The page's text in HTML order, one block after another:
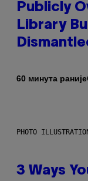
Publicly
Library
60 минута раније
PHOTO
3 Ways